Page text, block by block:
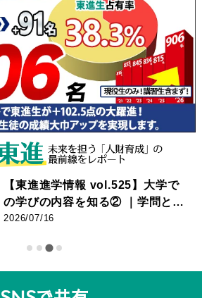
【東進進学情報 vol.525】大学で
の学びの内容を知る② ｜学問とし
てのスポーツに迫る! ｜競技力向
で。早稲田大・同志社大へのイン
タビュー
2026/07/16